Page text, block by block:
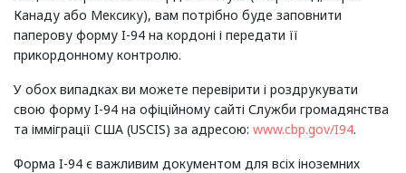
Канаду або Мексику), вам потрібно буде заповнити
паперову форму I-94 на кордоні і передати її
прикордонному контролю.
У обох випадках ви можете перевірити і роздрукувати
свою форму I-94 на офіційному сайті Служби громадянства
та імміграції США (USCIS) за адресою: www.cbp.gov/I94.
Форма I-94 є важливим документом для всіх іноземних